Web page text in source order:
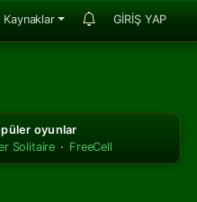
Kaynaklar GİRİŞ YAP
oyunlar
Solitaire · FreeCell